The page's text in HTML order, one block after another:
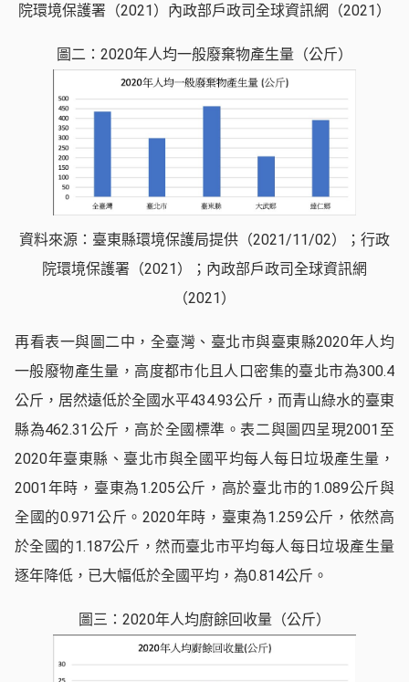
院環境保護署（2021）內政部戶政司全球資訊網（2021）
圖二：2020年人均一般廢棄物產生量（公斤）
資料來源：臺東縣環境保護局提供（2021/11/02）；行政
院環境保護署（2021）；內政部戶政司全球資訊網
（2021）
再看表一與圖二中，全臺灣、臺北市與臺東縣2020年人均
一般廢物產生量，高度都市化且人口密集的臺北市為300.4
公斤，居然遠低於全國水平434.93公斤，而青山綠水的臺東
縣為462.31公斤，高於全國標準。表二與圖四呈現2001至
2020年臺東縣、臺北市與全國平均每人每日垃圾產生量，
2001年時，臺東為1.205公斤，高於臺北市的1.089公斤與
全國的0.971公斤。2020年時，臺東為1.259公斤，依然高
於全國的1.187公斤，然而臺北市平均每人每日垃圾產生量
逐年降低，已大幅低於全國平均，為0.814公斤。
圖三：2020年人均廚餘回收量（公斤）